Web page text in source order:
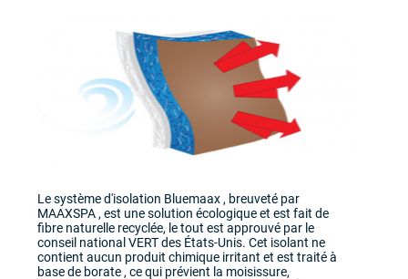
Le système d'isolation Bluemaax , breuveté par
MAAXSPA , est une solution écologique et est fait de
fibre naturelle recyclée, le tout est approuvé par le
conseil national VERT des États-Unis. Cet isolant ne
contient aucun produit chimique irritant et est traité à
base de borate , ce qui prévient la moisissure,